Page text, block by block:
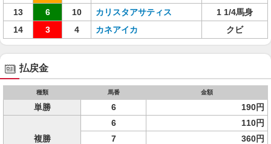
13
6 10 カリスタアサティス
1 1/4馬身
14
3 4 カネアイカ クビ
払戻金
種類 馬番 金額
単勝 6 190円
複勝
6
110円
7
360円